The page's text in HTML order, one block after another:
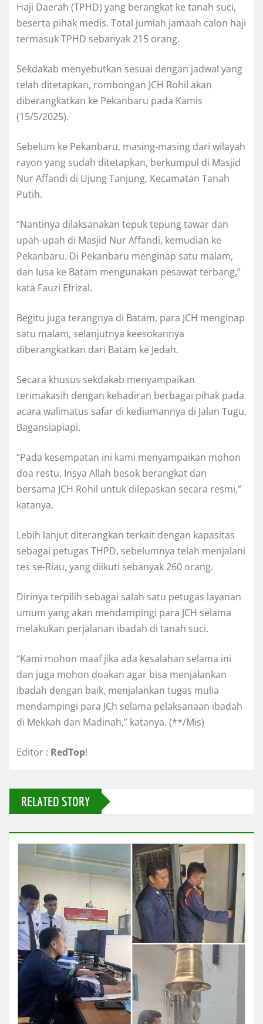
Haji Daerah (TPHD) yang berangkat ke tanah suci,
beserta pihak medis. Total jumlah jamaah calon haji
termasuk TPHD sebanyak 215 orang.
Sekdakab menyebutkan sesuai dengan jadwal yang
telah ditetapkan, rombongan JCH Rohil akan
diberangkatkan ke Pekanbaru pada Kamis
(15/5/2025).
Sebelum ke Pekanbaru, masing-masing dari wilayah
rayon yang sudah ditetapkan, berkumpul di Masjid
Nur Affandi di Ujung Tanjung, Kecamatan Tanah
Putih.
“Nantinya dilaksanakan tepuk tepung tawar dan
upah-upah di Masjid Nur Affandi, kemudian ke
Pekanbaru. Di Pekanbaru menginap satu malam,
dan lusa ke Batam mengunakan pesawat terbang,”
kata Fauzi Efrizal.
Begitu juga terangnya di Batam, para JCH menginap
satu malam, selanjutnya keesokannya
diberangkatkan dari Batam ke Jedah.
Secara khusus sekdakab menyampaikan
terimakasih dengan kehadiran berbagai pihak pada
acara walimatus safar di kediamannya di Jalan Tugu,
Bagansiapiapi.
“Pada kesempatan ini kami menyampaikan mohon
doa restu, Insya Allah besok berangkat dan
bersama JCH Rohil untuk dilepaskan secara resmi,”
katanya.
Lebih lanjut diterangkan terkait dengan kapasitas
sebagai petugas THPD, sebelumnya telah menjalani
tes se-Riau, yang diikuti sebanyak 260 orang.
Dirinya terpilih sebagai salah satu petugas layanan
umum yang akan mendampingi para JCH selama
melakukan perjalanan ibadah di tanah suci.
“Kami mohon maaf jika ada kesalahan selama ini
dan juga mohon doakan agar bisa menjalankan
ibadah dengan baik, menjalankan tugas mulia
mendampingi para JCh selama pelaksanaan ibadah
di Mekkah dan Madinah,” katanya. (**/Mis)
Editor : RedTop!
RELATED STORY